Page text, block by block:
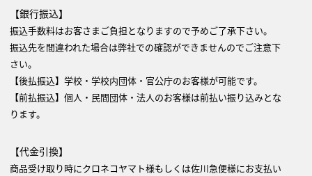
【銀行振込】
振込手数料はお客さまご負担となりますので予めご了承下さい。
振込先を間違われた場合は弊社での確認ができませんのでご注意下
さい。
【後払振込】学校・学校内団体・官公庁のお客様が可能です。
【前払振込】個人・民間団体・法人のお客様は前払い振り込みとな
ります。
【代金引換】
商品受け取り時にクロネコヤマト様もしくは佐川急便様にお支払い